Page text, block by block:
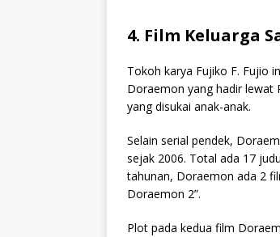
4. Film Keluarga
Tokoh karya Fujiko F. Fujio
Doraemon yang hadir lewat
yang disukai anak-anak.
Selain serial pendek,
sejak 2006. Total ada 17
tahunan, Doraemon ada 2
Doraemon 2”.
Plot pada kedua film